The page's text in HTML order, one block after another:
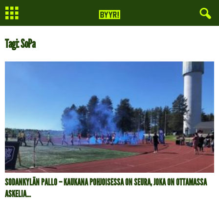
Tagi: SoPa
SODANKYLÄN PALLO – KAUKANA POHJOISESSA ON SEURA, JOKA ON OTTAMASSA
ASKELIA...